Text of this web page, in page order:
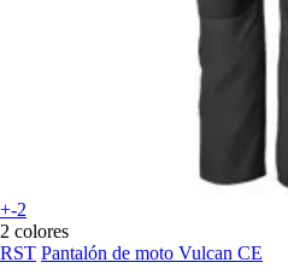
+-2
2 colores
RST Pantalón de moto Vulcan CE